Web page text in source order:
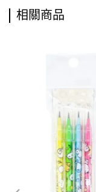
相關商品